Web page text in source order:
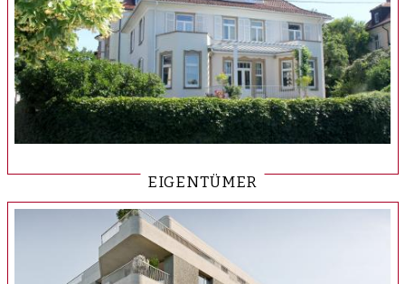
EIGENTÜMER